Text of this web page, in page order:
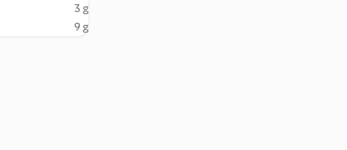
3 g
9 g